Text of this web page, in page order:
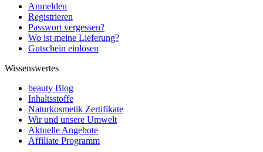
Anmelden
Registrieren
Passwort vergessen?
Wo ist meine Lieferung?
Gutschein einlösen
Wissenswertes
beauty Blog
Inhaltsstoffe
Naturkosmetik Zertifikate
Wir und unsere Umwelt
Aktuelle Angebote
Affiliate Programm